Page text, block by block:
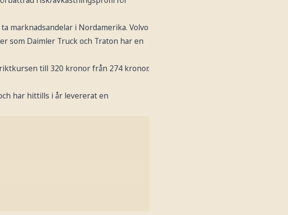
marknadsandelar i Nordamerika. Volvo
som Daimler Truck och Traton har en
till 320 kronor från 274 kronor.
har hittills i år levererat en